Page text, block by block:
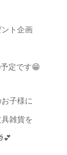
ト企画
定です😁
子様に
雑貨を